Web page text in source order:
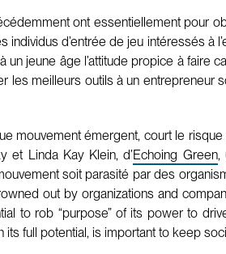
ont essentiellement pour
individus d’entrée de jeu intéressés à
jeune âge l’attitude propice à faire
les meilleurs outils à un
mouvement émergent, court le
et Linda Kay Klein, d’Echoing Green,
soit parasité par des
out by organizations and
to rob “purpose” of its power to
full potential, is important to keep